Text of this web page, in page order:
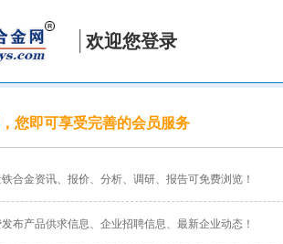
欢迎您登录
您即可享受完善的会员服务
合金资讯、报价、分析、调研、报告可免费浏览！
布产品供求信息、企业招聘信息、最新企业动态！